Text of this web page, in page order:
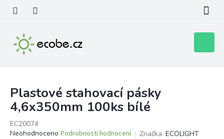
obsah
košík
Plastové stahovací pásky
4,6x350mm 100ks bílé
EC20074
Průměrné
Neohodnoceno Podrobnosti hodnocení Značka: ECOLIGHT